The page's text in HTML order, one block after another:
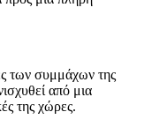
των συμμάχων της
από μια
της χώρες.